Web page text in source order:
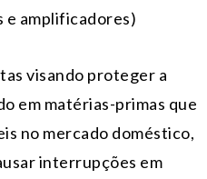
e amplificadores)
visando proteger a
em matérias-primas que
no mercado doméstico,
interrupções em